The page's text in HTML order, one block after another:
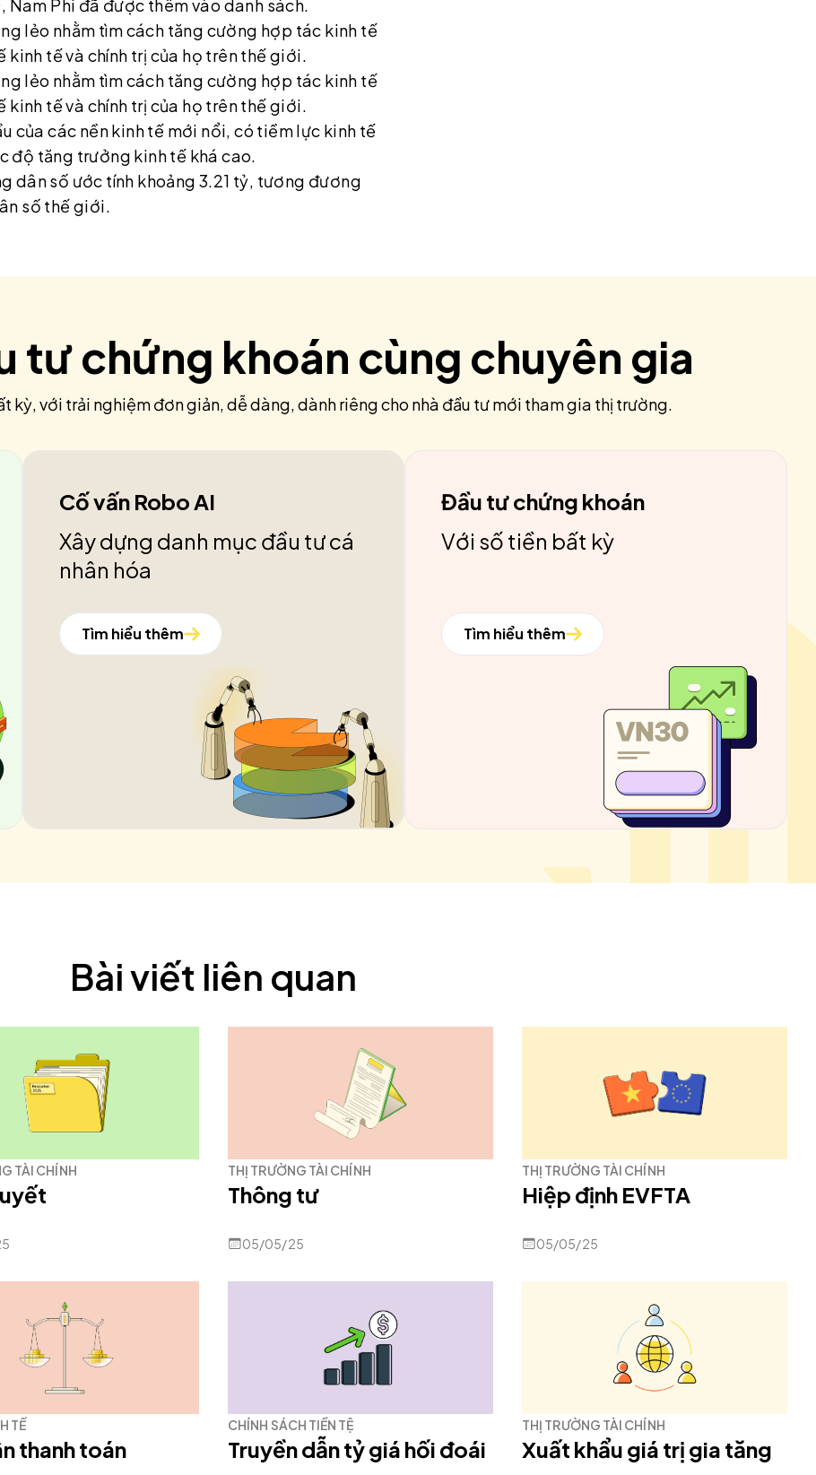
Phi đã được thêm vào danh sách.
lẻo nhằm tìm cách tăng cường hợp tác kinh tế
tế và chính trị của họ trên thế giới.
lẻo nhằm tìm cách tăng cường hợp tác kinh tế
tế và chính trị của họ trên thế giới.
của các nền kinh tế mới nổi, có tiềm lực kinh tế
độ tăng trưởng kinh tế khá cao.
dân số ước tính khoảng 3.21 tỷ, tương đương
số thế giới.
tư chứng khoán cùng chuyên gia
kỳ, với trải nghiệm đơn giản, dễ dàng, dành riêng cho nhà đầu tư mới tham gia thị trường.
Cố vấn Robo AI
Xây dựng danh mục đầu tư cá
nhân hóa
Tìm hiểu thêm
Đầu tư chứng khoán
Với số tiền bất kỳ
Tìm hiểu thêm
Bài viết liên quan
TÀI CHÍNH THỊ TRƯỜNG TÀI CHÍNH
Thông tư
05/05/25
THỊ TRƯỜNG TÀI CHÍNH
Hiệp định EVFTA
05/05/25
TẾ
thanh toán
CHÍNH SÁCH TIỀN TỆ
Truyền dẫn tỷ giá hối đoái
THỊ TRƯỜNG TÀI CHÍNH
Xuất khẩu giá trị gia tăng